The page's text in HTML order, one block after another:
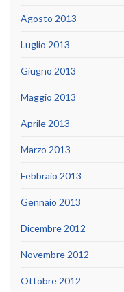
Agosto 2013
Luglio 2013
Giugno 2013
Maggio 2013
Aprile 2013
Marzo 2013
Febbraio 2013
Gennaio 2013
Dicembre 2012
Novembre 2012
Ottobre 2012